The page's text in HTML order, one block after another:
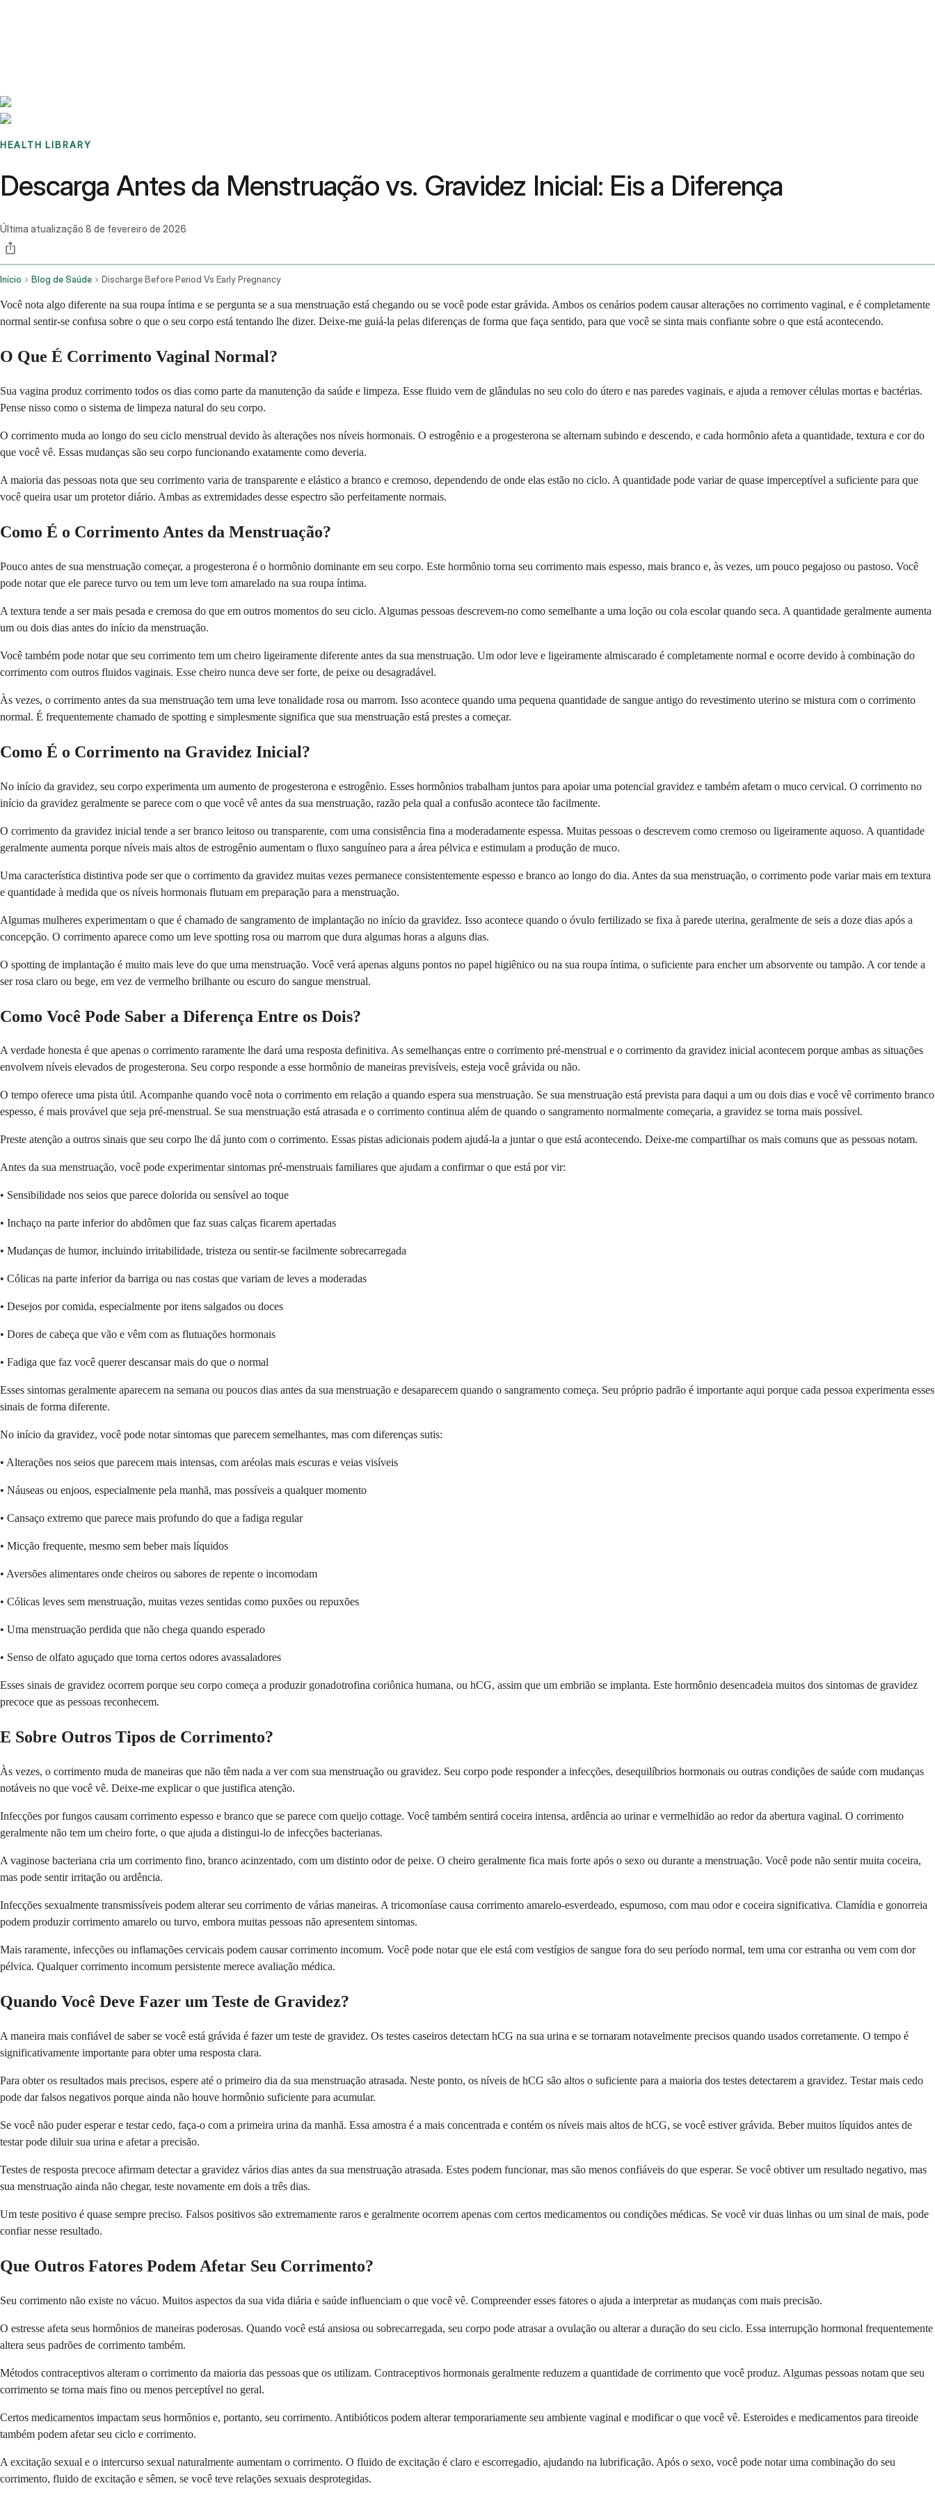
HEALTH LIBRARY
Descarga Antes da Menstruação vs. Gravidez Inicial: Eis a Diferença
Última atualização 8 de fevereiro de 2026
Início Blog de Saúde Discharge Before Period Vs Early Pregnancy
Você nota algo diferente na sua roupa íntima e se pergunta se a sua menstruação está chegando ou se você pode estar grávida. Ambos os cenários podem causar alterações no corrimento vaginal, e é completamente
normal sentir-se confusa sobre o que o seu corpo está tentando lhe dizer. Deixe-me guiá-la pelas diferenças de forma que faça sentido, para que você se sinta mais confiante sobre o que está acontecendo.
O Que É Corrimento Vaginal Normal?
Sua vagina produz corrimento todos os dias como parte da manutenção da saúde e limpeza. Esse fluido vem de glândulas no seu colo do útero e nas paredes vaginais, e ajuda a remover células mortas e bactérias.
Pense nisso como o sistema de limpeza natural do seu corpo.
O corrimento muda ao longo do seu ciclo menstrual devido às alterações nos níveis hormonais. O estrogênio e a progesterona se alternam subindo e descendo, e cada hormônio afeta a quantidade, textura e cor do
que você vê. Essas mudanças são seu corpo funcionando exatamente como deveria.
A maioria das pessoas nota que seu corrimento varia de transparente e elástico a branco e cremoso, dependendo de onde elas estão no ciclo. A quantidade pode variar de quase imperceptível a suficiente para que
você queira usar um protetor diário. Ambas as extremidades desse espectro são perfeitamente normais.
Como É o Corrimento Antes da Menstruação?
Pouco antes de sua menstruação começar, a progesterona é o hormônio dominante em seu corpo. Este hormônio torna seu corrimento mais espesso, mais branco e, às vezes, um pouco pegajoso ou pastoso. Você
pode notar que ele parece turvo ou tem um leve tom amarelado na sua roupa íntima.
A textura tende a ser mais pesada e cremosa do que em outros momentos do seu ciclo. Algumas pessoas descrevem-no como semelhante a uma loção ou cola escolar quando seca. A quantidade geralmente aumenta
um ou dois dias antes do início da menstruação.
Você também pode notar que seu corrimento tem um cheiro ligeiramente diferente antes da sua menstruação. Um odor leve e ligeiramente almiscarado é completamente normal e ocorre devido à combinação do
corrimento com outros fluidos vaginais. Esse cheiro nunca deve ser forte, de peixe ou desagradável.
Às vezes, o corrimento antes da sua menstruação tem uma leve tonalidade rosa ou marrom. Isso acontece quando uma pequena quantidade de sangue antigo do revestimento uterino se mistura com o corrimento
normal. É frequentemente chamado de spotting e simplesmente significa que sua menstruação está prestes a começar.
Como É o Corrimento na Gravidez Inicial?
No início da gravidez, seu corpo experimenta um aumento de progesterona e estrogênio. Esses hormônios trabalham juntos para apoiar uma potencial gravidez e também afetam o muco cervical. O corrimento no
início da gravidez geralmente se parece com o que você vê antes da sua menstruação, razão pela qual a confusão acontece tão facilmente.
O corrimento da gravidez inicial tende a ser branco leitoso ou transparente, com uma consistência fina a moderadamente espessa. Muitas pessoas o descrevem como cremoso ou ligeiramente aquoso. A quantidade
geralmente aumenta porque níveis mais altos de estrogênio aumentam o fluxo sanguíneo para a área pélvica e estimulam a produção de muco.
Uma característica distintiva pode ser que o corrimento da gravidez muitas vezes permanece consistentemente espesso e branco ao longo do dia. Antes da sua menstruação, o corrimento pode variar mais em textura
e quantidade à medida que os níveis hormonais flutuam em preparação para a menstruação.
Algumas mulheres experimentam o que é chamado de sangramento de implantação no início da gravidez. Isso acontece quando o óvulo fertilizado se fixa à parede uterina, geralmente de seis a doze dias após a
concepção. O corrimento aparece como um leve spotting rosa ou marrom que dura algumas horas a alguns dias.
O spotting de implantação é muito mais leve do que uma menstruação. Você verá apenas alguns pontos no papel higiênico ou na sua roupa íntima, o suficiente para encher um absorvente ou tampão. A cor tende a
ser rosa claro ou bege, em vez de vermelho brilhante ou escuro do sangue menstrual.
Como Você Pode Saber a Diferença Entre os Dois?
A verdade honesta é que apenas o corrimento raramente lhe dará uma resposta definitiva. As semelhanças entre o corrimento pré-menstrual e o corrimento da gravidez inicial acontecem porque ambas as situações
envolvem níveis elevados de progesterona. Seu corpo responde a esse hormônio de maneiras previsíveis, esteja você grávida ou não.
O tempo oferece uma pista útil. Acompanhe quando você nota o corrimento em relação a quando espera sua menstruação. Se sua menstruação está prevista para daqui a um ou dois dias e você vê corrimento branco
espesso, é mais provável que seja pré-menstrual. Se sua menstruação está atrasada e o corrimento continua além de quando o sangramento normalmente começaria, a gravidez se torna mais possível.
Preste atenção a outros sinais que seu corpo lhe dá junto com o corrimento. Essas pistas adicionais podem ajudá-la a juntar o que está acontecendo. Deixe-me compartilhar os mais comuns que as pessoas notam.
Antes da sua menstruação, você pode experimentar sintomas pré-menstruais familiares que ajudam a confirmar o que está por vir:
• Sensibilidade nos seios que parece dolorida ou sensível ao toque
• Inchaço na parte inferior do abdômen que faz suas calças ficarem apertadas
• Mudanças de humor, incluindo irritabilidade, tristeza ou sentir-se facilmente sobrecarregada
• Cólicas na parte inferior da barriga ou nas costas que variam de leves a moderadas
• Desejos por comida, especialmente por itens salgados ou doces
• Dores de cabeça que vão e vêm com as flutuações hormonais
• Fadiga que faz você querer descansar mais do que o normal
Esses sintomas geralmente aparecem na semana ou poucos dias antes da sua menstruação e desaparecem quando o sangramento começa. Seu próprio padrão é importante aqui porque cada pessoa experimenta esses
sinais de forma diferente.
No início da gravidez, você pode notar sintomas que parecem semelhantes, mas com diferenças sutis:
• Alterações nos seios que parecem mais intensas, com aréolas mais escuras e veias visíveis
• Náuseas ou enjoos, especialmente pela manhã, mas possíveis a qualquer momento
• Cansaço extremo que parece mais profundo do que a fadiga regular
• Micção frequente, mesmo sem beber mais líquidos
• Aversões alimentares onde cheiros ou sabores de repente o incomodam
• Cólicas leves sem menstruação, muitas vezes sentidas como puxões ou repuxões
• Uma menstruação perdida que não chega quando esperado
• Senso de olfato aguçado que torna certos odores avassaladores
Esses sinais de gravidez ocorrem porque seu corpo começa a produzir gonadotrofina coriônica humana, ou hCG, assim que um embrião se implanta. Este hormônio desencadeia muitos dos sintomas de gravidez
precoce que as pessoas reconhecem.
E Sobre Outros Tipos de Corrimento?
Às vezes, o corrimento muda de maneiras que não têm nada a ver com sua menstruação ou gravidez. Seu corpo pode responder a infecções, desequilíbrios hormonais ou outras condições de saúde com mudanças
notáveis no que você vê. Deixe-me explicar o que justifica atenção.
Infecções por fungos causam corrimento espesso e branco que se parece com queijo cottage. Você também sentirá coceira intensa, ardência ao urinar e vermelhidão ao redor da abertura vaginal. O corrimento
geralmente não tem um cheiro forte, o que ajuda a distingui-lo de infecções bacterianas.
A vaginose bacteriana cria um corrimento fino, branco acinzentado, com um distinto odor de peixe. O cheiro geralmente fica mais forte após o sexo ou durante a menstruação. Você pode não sentir muita coceira,
mas pode sentir irritação ou ardência.
Infecções sexualmente transmissíveis podem alterar seu corrimento de várias maneiras. A tricomoníase causa corrimento amarelo-esverdeado, espumoso, com mau odor e coceira significativa. Clamídia e gonorreia
podem produzir corrimento amarelo ou turvo, embora muitas pessoas não apresentem sintomas.
Mais raramente, infecções ou inflamações cervicais podem causar corrimento incomum. Você pode notar que ele está com vestígios de sangue fora do seu período normal, tem uma cor estranha ou vem com dor
pélvica. Qualquer corrimento incomum persistente merece avaliação médica.
Quando Você Deve Fazer um Teste de Gravidez?
A maneira mais confiável de saber se você está grávida é fazer um teste de gravidez. Os testes caseiros detectam hCG na sua urina e se tornaram notavelmente precisos quando usados corretamente. O tempo é
significativamente importante para obter uma resposta clara.
Para obter os resultados mais precisos, espere até o primeiro dia da sua menstruação atrasada. Neste ponto, os níveis de hCG são altos o suficiente para a maioria dos testes detectarem a gravidez. Testar mais cedo
pode dar falsos negativos porque ainda não houve hormônio suficiente para acumular.
Se você não puder esperar e testar cedo, faça-o com a primeira urina da manhã. Essa amostra é a mais concentrada e contém os níveis mais altos de hCG, se você estiver grávida. Beber muitos líquidos antes de
testar pode diluir sua urina e afetar a precisão.
Testes de resposta precoce afirmam detectar a gravidez vários dias antes da sua menstruação atrasada. Estes podem funcionar, mas são menos confiáveis do que esperar. Se você obtiver um resultado negativo, mas
sua menstruação ainda não chegar, teste novamente em dois a três dias.
Um teste positivo é quase sempre preciso. Falsos positivos são extremamente raros e geralmente ocorrem apenas com certos medicamentos ou condições médicas. Se você vir duas linhas ou um sinal de mais, pode
confiar nesse resultado.
Que Outros Fatores Podem Afetar Seu Corrimento?
Seu corrimento não existe no vácuo. Muitos aspectos da sua vida diária e saúde influenciam o que você vê. Compreender esses fatores o ajuda a interpretar as mudanças com mais precisão.
O estresse afeta seus hormônios de maneiras poderosas. Quando você está ansiosa ou sobrecarregada, seu corpo pode atrasar a ovulação ou alterar a duração do seu ciclo. Essa interrupção hormonal frequentemente
altera seus padrões de corrimento também.
Métodos contraceptivos alteram o corrimento da maioria das pessoas que os utilizam. Contraceptivos hormonais geralmente reduzem a quantidade de corrimento que você produz. Algumas pessoas notam que seu
corrimento se torna mais fino ou menos perceptível no geral.
Certos medicamentos impactam seus hormônios e, portanto, seu corrimento. Antibióticos podem alterar temporariamente seu ambiente vaginal e modificar o que você vê. Esteroides e medicamentos para tireoide
também podem afetar seu ciclo e corrimento.
A excitação sexual e o intercurso sexual naturalmente aumentam o corrimento. O fluido de excitação é claro e escorregadio, ajudando na lubrificação. Após o sexo, você pode notar uma combinação do seu
corrimento, fluido de excitação e sêmen, se você teve relações sexuais desprotegidas.